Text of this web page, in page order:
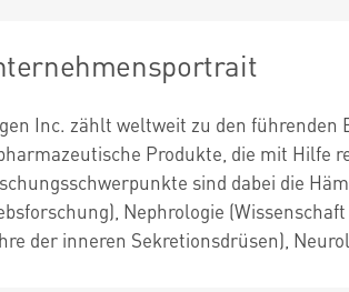
Inc. zählt weltweit zu den
Produkte, die mit Hilfe
sind dabei die
Nephrologie
der inneren Sekretionsdrüsen),